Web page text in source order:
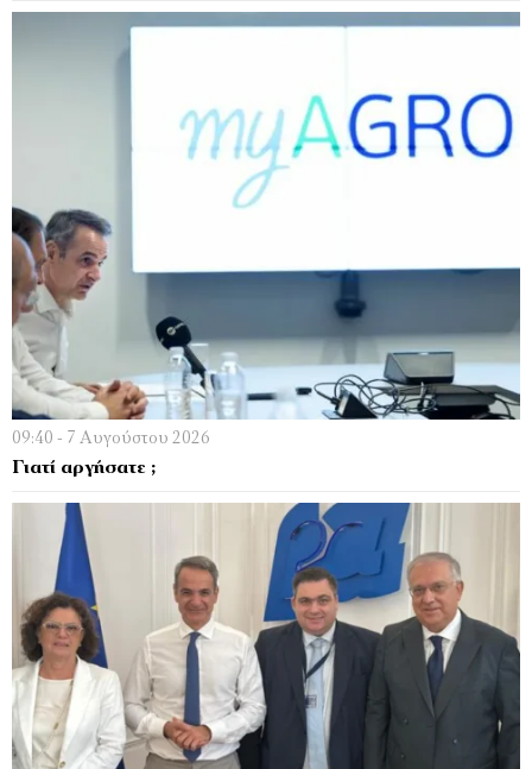
09:40 - 7 Αυγούστου 2026
Γιατί αργήσατε ;